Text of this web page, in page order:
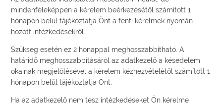
mindenféleképpen a kérelem beérkezésétől számított 1
hónapon belül tájékoztatja Önt a fenti kérelmek nyomán
hozott intézkedésekről.
Szükség esetén ez 2 hónappal meghosszabbítható. A
határidő meghosszabbításáról az adatkezelő a késedelem
okainak megjelölésével a kérelem kézhezvételétől számított 1
hónapon belül tájékoztatja Önt.
Ha az adatkezelő nem tesz intézkedéseket Ön kérelme